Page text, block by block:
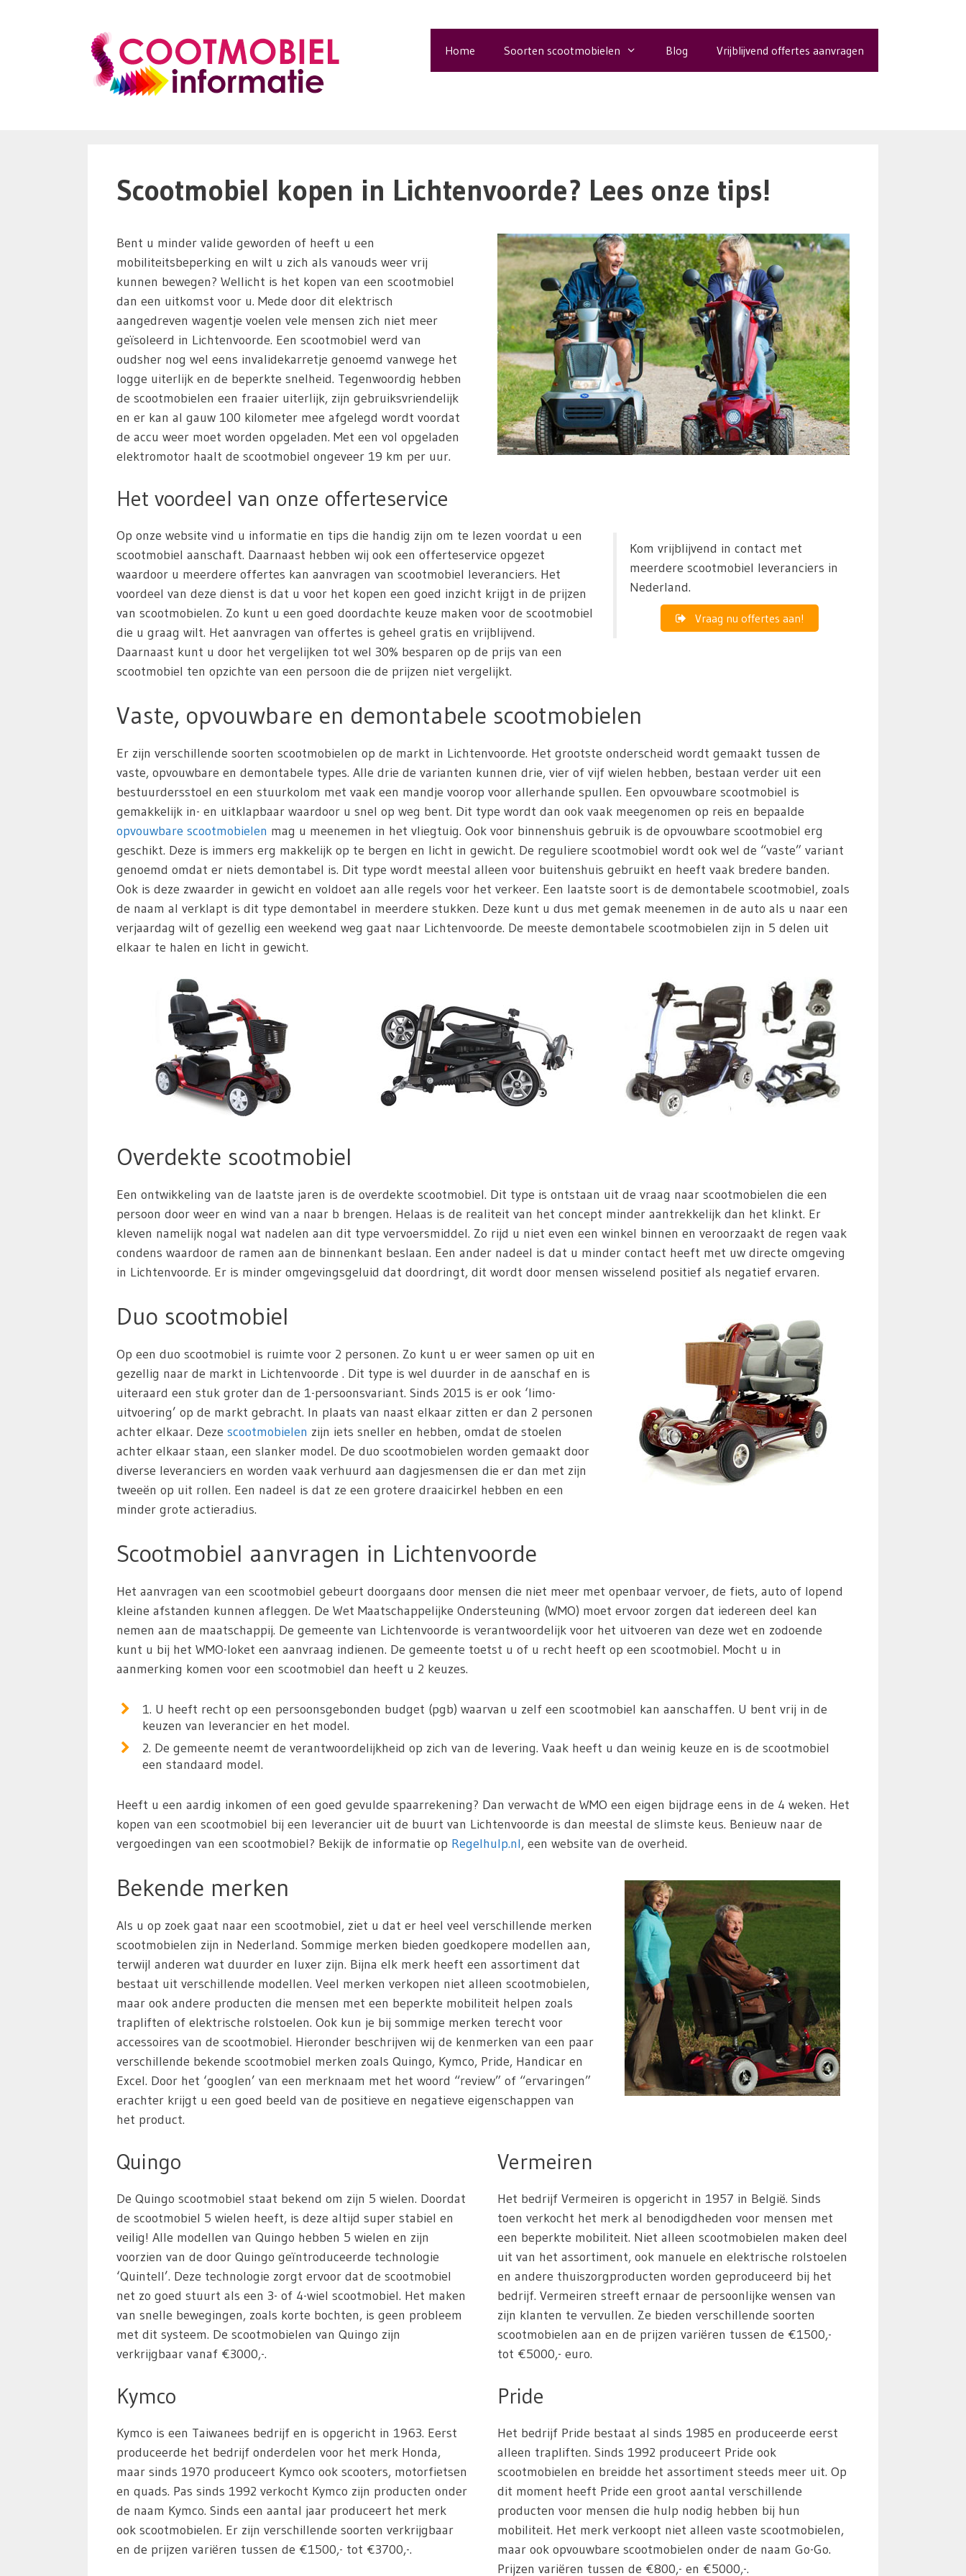
Home Soorten scootmobielen Blog Vrijblijvend offertes aanvragen
Scootmobiel kopen in Lichtenvoorde? Lees onze tips!
Bent u minder valide geworden of heeft u een
mobiliteitsbeperking en wilt u zich als vanouds weer vrij
kunnen bewegen? Wellicht is het kopen van een scootmobiel
dan een uitkomst voor u. Mede door dit elektrisch
aangedreven wagentje voelen vele mensen zich niet meer
geïsoleerd in Lichtenvoorde. Een scootmobiel werd van
oudsher nog wel eens invalidekarretje genoemd vanwege het
logge uiterlijk en de beperkte snelheid. Tegenwoordig hebben
de scootmobielen een fraaier uiterlijk, zijn gebruiksvriendelijk
en er kan al gauw 100 kilometer mee afgelegd wordt voordat
de accu weer moet worden opgeladen. Met een vol opgeladen
elektromotor haalt de scootmobiel ongeveer 19 km per uur.
Het voordeel van onze offerteservice
Kom vrijblijvend in contact met
meerdere scootmobiel leveranciers in
Nederland.
Vraag nu offertes aan!
Op onze website vind u informatie en tips die handig zijn om te lezen voordat u een
scootmobiel aanschaft. Daarnaast hebben wij ook een offerteservice opgezet
waardoor u meerdere offertes kan aanvragen van scootmobiel leveranciers. Het
voordeel van deze dienst is dat u voor het kopen een goed inzicht krijgt in de prijzen
van scootmobielen. Zo kunt u een goed doordachte keuze maken voor de scootmobiel
die u graag wilt. Het aanvragen van offertes is geheel gratis en vrijblijvend.
Daarnaast kunt u door het vergelijken tot wel 30% besparen op de prijs van een
scootmobiel ten opzichte van een persoon die de prijzen niet vergelijkt.
Vaste, opvouwbare en demontabele scootmobielen
Er zijn verschillende soorten scootmobielen op de markt in Lichtenvoorde. Het grootste onderscheid wordt gemaakt tussen de
vaste, opvouwbare en demontabele types. Alle drie de varianten kunnen drie, vier of vijf wielen hebben, bestaan verder uit een
bestuurdersstoel en een stuurkolom met vaak een mandje voorop voor allerhande spullen. Een opvouwbare scootmobiel is
gemakkelijk in- en uitklapbaar waardoor u snel op weg bent. Dit type wordt dan ook vaak meegenomen op reis en bepaalde
opvouwbare scootmobielen mag u meenemen in het vliegtuig. Ook voor binnenshuis gebruik is de opvouwbare scootmobiel erg
geschikt. Deze is immers erg makkelijk op te bergen en licht in gewicht. De reguliere scootmobiel wordt ook wel de “vaste” variant
genoemd omdat er niets demontabel is. Dit type wordt meestal alleen voor buitenshuis gebruikt en heeft vaak bredere banden.
Ook is deze zwaarder in gewicht en voldoet aan alle regels voor het verkeer. Een laatste soort is de demontabele scootmobiel, zoals
de naam al verklapt is dit type demontabel in meerdere stukken. Deze kunt u dus met gemak meenemen in de auto als u naar een
verjaardag wilt of gezellig een weekend weg gaat naar Lichtenvoorde. De meeste demontabele scootmobielen zijn in 5 delen uit
elkaar te halen en licht in gewicht.
Overdekte scootmobiel
Een ontwikkeling van de laatste jaren is de overdekte scootmobiel. Dit type is ontstaan uit de vraag naar scootmobielen die een
persoon door weer en wind van a naar b brengen. Helaas is de realiteit van het concept minder aantrekkelijk dan het klinkt. Er
kleven namelijk nogal wat nadelen aan dit type vervoersmiddel. Zo rijd u niet even een winkel binnen en veroorzaakt de regen vaak
condens waardoor de ramen aan de binnenkant beslaan. Een ander nadeel is dat u minder contact heeft met uw directe omgeving
in Lichtenvoorde. Er is minder omgevingsgeluid dat doordringt, dit wordt door mensen wisselend positief als negatief ervaren.
Duo scootmobiel
Op een duo scootmobiel is ruimte voor 2 personen. Zo kunt u er weer samen op uit en
gezellig naar de markt in Lichtenvoorde . Dit type is wel duurder in de aanschaf en is
uiteraard een stuk groter dan de 1-persoonsvariant. Sinds 2015 is er ook ‘limo-
uitvoering’ op de markt gebracht. In plaats van naast elkaar zitten er dan 2 personen
achter elkaar. Deze scootmobielen zijn iets sneller en hebben, omdat de stoelen
achter elkaar staan, een slanker model. De duo scootmobielen worden gemaakt door
diverse leveranciers en worden vaak verhuurd aan dagjesmensen die er dan met zijn
tweeën op uit rollen. Een nadeel is dat ze een grotere draaicirkel hebben en een
minder grote actieradius.
Scootmobiel aanvragen in Lichtenvoorde
Het aanvragen van een scootmobiel gebeurt doorgaans door mensen die niet meer met openbaar vervoer, de fiets, auto of lopend
kleine afstanden kunnen afleggen. De Wet Maatschappelijke Ondersteuning (WMO) moet ervoor zorgen dat iedereen deel kan
nemen aan de maatschappij. De gemeente van Lichtenvoorde is verantwoordelijk voor het uitvoeren van deze wet en zodoende
kunt u bij het WMO-loket een aanvraag indienen. De gemeente toetst u of u recht heeft op een scootmobiel. Mocht u in
aanmerking komen voor een scootmobiel dan heeft u 2 keuzes.
1. U heeft recht op een persoonsgebonden budget (pgb) waarvan u zelf een scootmobiel kan aanschaffen. U bent vrij in de
keuzen van leverancier en het model.
2. De gemeente neemt de verantwoordelijkheid op zich van de levering. Vaak heeft u dan weinig keuze en is de scootmobiel
een standaard model.
Heeft u een aardig inkomen of een goed gevulde spaarrekening? Dan verwacht de WMO een eigen bijdrage eens in de 4 weken. Het
kopen van een scootmobiel bij een leverancier uit de buurt van Lichtenvoorde is dan meestal de slimste keus. Benieuw naar de
vergoedingen van een scootmobiel? Bekijk de informatie op Regelhulp.nl, een website van de overheid.
Bekende merken
Als u op zoek gaat naar een scootmobiel, ziet u dat er heel veel verschillende merken
scootmobielen zijn in Nederland. Sommige merken bieden goedkopere modellen aan,
terwijl anderen wat duurder en luxer zijn. Bijna elk merk heeft een assortiment dat
bestaat uit verschillende modellen. Veel merken verkopen niet alleen scootmobielen,
maar ook andere producten die mensen met een beperkte mobiliteit helpen zoals
trapliften of elektrische rolstoelen. Ook kun je bij sommige merken terecht voor
accessoires van de scootmobiel. Hieronder beschrijven wij de kenmerken van een paar
verschillende bekende scootmobiel merken zoals Quingo, Kymco, Pride, Handicar en
Excel. Door het ‘googlen’ van een merknaam met het woord “review” of “ervaringen”
erachter krijgt u een goed beeld van de positieve en negatieve eigenschappen van
het product.
Quingo
De Quingo scootmobiel staat bekend om zijn 5 wielen. Doordat
de scootmobiel 5 wielen heeft, is deze altijd super stabiel en
veilig! Alle modellen van Quingo hebben 5 wielen en zijn
voorzien van de door Quingo geïntroduceerde technologie
‘Quintell’. Deze technologie zorgt ervoor dat de scootmobiel
net zo goed stuurt als een 3- of 4-wiel scootmobiel. Het maken
van snelle bewegingen, zoals korte bochten, is geen probleem
met dit systeem. De scootmobielen van Quingo zijn
verkrijgbaar vanaf €3000,-.
Vermeiren
Het bedrijf Vermeiren is opgericht in 1957 in België. Sinds
toen verkocht het merk al benodigdheden voor mensen met
een beperkte mobiliteit. Niet alleen scootmobielen maken deel
uit van het assortiment, ook manuele en elektrische rolstoelen
en andere thuiszorgproducten worden geproduceerd bij het
bedrijf. Vermeiren streeft ernaar de persoonlijke wensen van
zijn klanten te vervullen. Ze bieden verschillende soorten
scootmobielen aan en de prijzen variëren tussen de €1500,-
tot €5000,- euro.
Kymco
Kymco is een Taiwanees bedrijf en is opgericht in 1963. Eerst
produceerde het bedrijf onderdelen voor het merk Honda,
maar sinds 1970 produceert Kymco ook scooters, motorfietsen
en quads. Pas sinds 1992 verkocht Kymco zijn producten onder
de naam Kymco. Sinds een aantal jaar produceert het merk
ook scootmobielen. Er zijn verschillende soorten verkrijgbaar
en de prijzen variëren tussen de €1500,- tot €3700,-.
Pride
Het bedrijf Pride bestaat al sinds 1985 en produceerde eerst
alleen trapliften. Sinds 1992 produceert Pride ook
scootmobielen en breidde het assortiment steeds meer uit. Op
dit moment heeft Pride een groot aantal verschillende
producten voor mensen die hulp nodig hebben bij hun
mobiliteit. Het merk verkoopt niet alleen vaste scootmobielen,
maar ook opvouwbare scootmobielen onder de naam Go-Go.
Prijzen variëren tussen de €800,- en €5000,-.